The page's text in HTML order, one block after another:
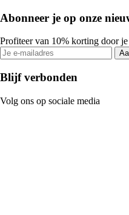
Abonneer je op onze
Profiteer van 10% korting door
Blijf verbonden
Volg ons op sociale media